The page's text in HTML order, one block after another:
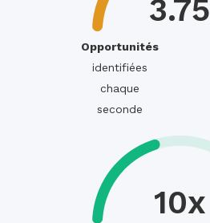
3.75
Opportunités
identifiées
chaque
seconde
10x